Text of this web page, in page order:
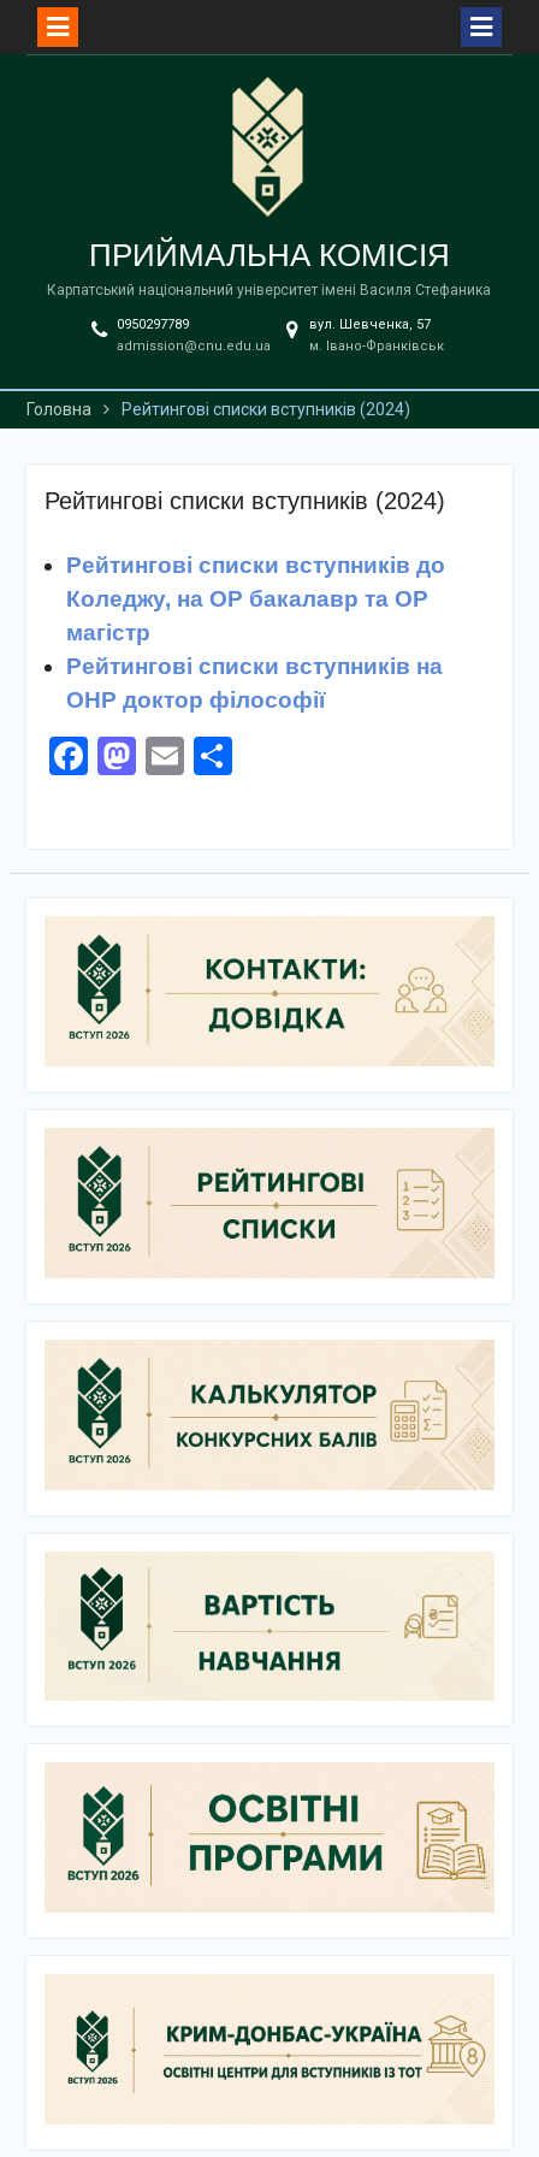
ПРИЙМАЛЬНА КОМІСІЯ
Карпатський національний університет імені Василя Стефаника
0950297789
admission@cnu.edu.ua
вул. Шевченка, 57
м. Івано-Франківськ
Головна Рейтингові списки вступників (2024)
Рейтингові списки вступників (2024)
Рейтингові списки вступників до
Коледжу, на ОР бакалавр та ОР
магістр
Рейтингові списки вступників на
ОНР доктор філософії
Facebook
Mastodon
EmailПоділитися